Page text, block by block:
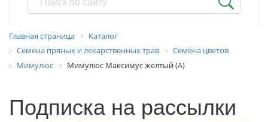
Главная страница
Каталог
Семена пряных и лекарственных трав
Семена цветов
Мимулюс
Мимулюс Максимус желтый (А)
Подписка на рассылки